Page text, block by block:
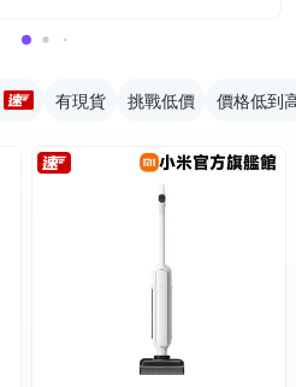
有現貨 挑戰低價 價格低到